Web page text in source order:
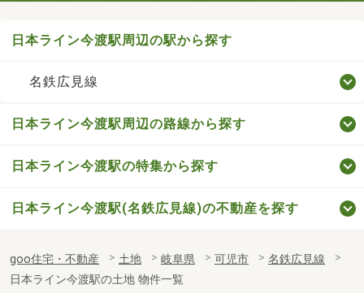
日本ライン今渡駅周辺の駅から探す
名鉄広見線
日本ライン今渡駅周辺の路線から探す
日本ライン今渡駅の特集から探す
日本ライン今渡駅(名鉄広見線)の不動産を探す
goo住宅・不動産 土地 岐阜県 可児市
名鉄広見線
日本ライン今渡駅の土地 物件一覧